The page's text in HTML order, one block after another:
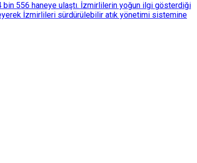
bin 556 haneye ulaştı. İzmirlilerin yoğun ilgi gösterdiği
İzmirlileri sürdürülebilir atık yönetimi sistemine